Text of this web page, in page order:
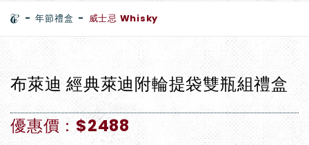
年節禮盒 威士忌 Whisky
布萊迪 經典萊迪附輪提袋雙瓶組禮盒
優惠價：$2488